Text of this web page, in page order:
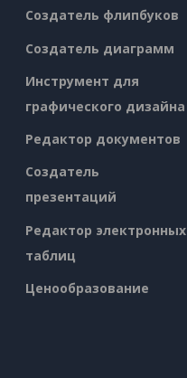
Создатель флипбуков
Создатель диаграмм
Инструмент для
графического дизайна
Редактор документов
Создатель
презентаций
Редактор электронных
таблиц
Ценообразование